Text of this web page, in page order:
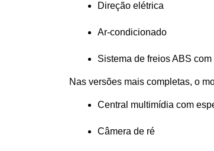
Direção elétrica
Ar-condicionado
Sistema de freios ABS com
Nas versões mais completas, o
Central multimídia com
Câmera de ré